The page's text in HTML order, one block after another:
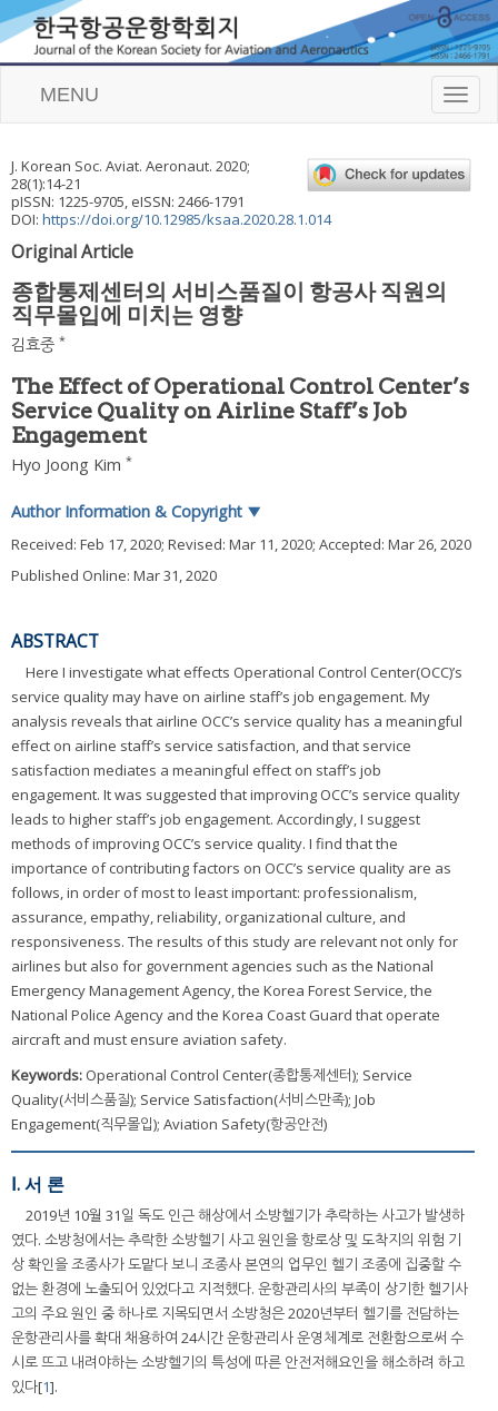
T
o
l
e
o
n
MENU
J. Korean Soc. Aviat. Aeronaut. 2020;
28(1):14-21
pISSN: 1225-9705, eISSN: 2466-1791
DOI: https://doi.org/10.12985/ksaa.2020.28.1.014
Original Article
종합통제센터의 서비스품질이 항공사 직원의
직무몰입에 미치는 영향
김효중 *
The Effect of Operational Control Center’s
Service Quality on Airline Staff’s Job
Engagement
Hyo Joong Kim *
Author Information & Copyright ▼
Received: Feb 17, 2020; Revised: Mar 11, 2020; Accepted: Mar 26, 2020
Published Online: Mar 31, 2020
ABSTRACT
Here I investigate what effects Operational Control Center(OCC)’s
service quality may have on airline staff’s job engagement. My
analysis reveals that airline OCC’s service quality has a meaningful
effect on airline staff’s service satisfaction, and that service
satisfaction mediates a meaningful effect on staff’s job
engagement. It was suggested that improving OCC’s service quality
leads to higher staff’s job engagement. Accordingly, I suggest
methods of improving OCC’s service quality. I find that the
importance of contributing factors on OCC’s service quality are as
follows, in order of most to least important: professionalism,
assurance, empathy, reliability, organizational culture, and
responsiveness. The results of this study are relevant not only for
airlines but also for government agencies such as the National
Emergency Management Agency, the Korea Forest Service, the
National Police Agency and the Korea Coast Guard that operate
aircraft and must ensure aviation safety.
Keywords: Operational Control Center(종합통제센터); Service
Quality(서비스품질); Service Satisfaction(서비스만족); Job
Engagement(직무몰입); Aviation Safety(항공안전)
Ⅰ. 서 론
2019년 10월 31일 독도 인근 해상에서 소방헬기가 추락하는 사고가 발생하
였다. 소방청에서는 추락한 소방헬기 사고 원인을 항로상 및 도착지의 위험 기
상 확인을 조종사가 도맡다 보니 조종사 본연의 업무인 헬기 조종에 집중할 수
없는 환경에 노출되어 있었다고 지적했다. 운항관리사의 부족이 상기한 헬기사
고의 주요 원인 중 하나로 지목되면서 소방청은 2020년부터 헬기를 전담하는
운항관리사를 확대 채용하여 24시간 운항관리사 운영체계로 전환함으로써 수
시로 뜨고 내려야하는 소방헬기의 특성에 따른 안전저해요인을 해소하려 하고
있다[1].